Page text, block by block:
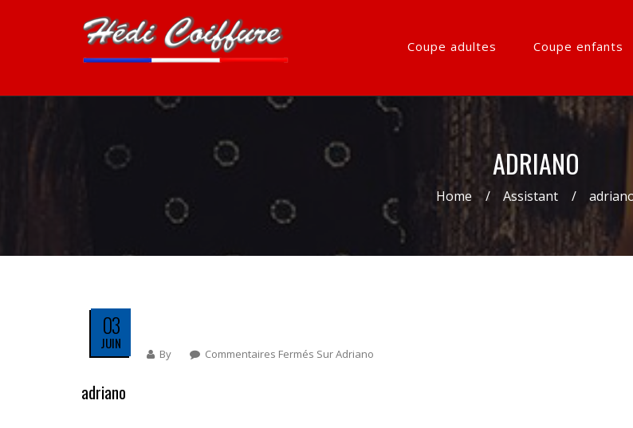
Coupe adultes Coupe enfants
ADRIANO
Home Assistant
03
JUIN
By Commentaires Fermés Sur Adriano
adriano